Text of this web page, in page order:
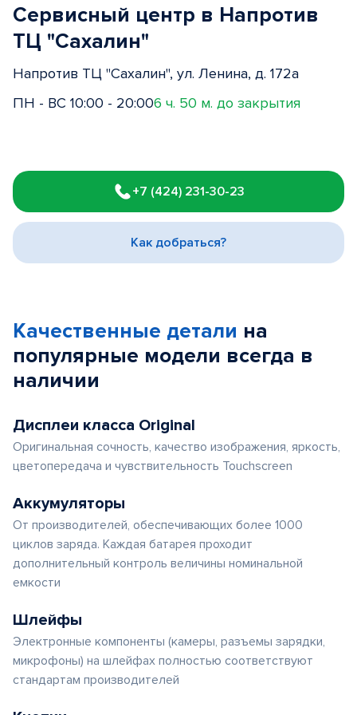
Сервисный центр в Напротив
ТЦ "Сахалин"
Напротив ТЦ "Сахалин", ул. Ленина, д. 172а
ПН - ВС 10:00 - 20:006 ч. 50 м. до закрытия
1
of
3
+7 (424) 231-30-23
Как добраться?
Качественные детали на
популярные модели всегда в
наличии
Дисплеи класса Original
Оригинальная сочность, качество изображения, яркость,
цветопередача и чувствительность Touchscreen
Аккумуляторы
От производителей, обеспечивающих более 1000
циклов заряда. Каждая батарея проходит
дополнительный контроль величины номинальной
емкости
Шлейфы
Электронные компоненты (камеры, разъемы зарядки,
микрофоны) на шлейфах полностью соответствуют
стандартам производителей